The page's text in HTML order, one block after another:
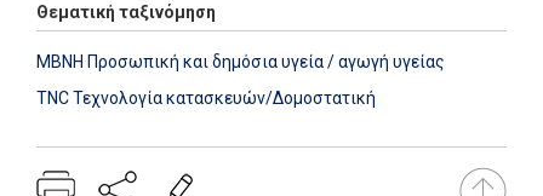
Θεματική ταξινόμηση
MBNH Προσωπική και δημόσια υγεία / αγωγή υγείας
TNC Τεχνολογία κατασκευών/Δομοστατική